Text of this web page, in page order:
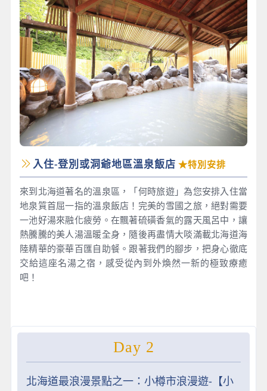
入住-登別或洞爺地區溫泉飯店 ★特別安排
來到北海道著名的溫泉區，「何時旅遊」為您安排入住當
地泉質首屈一指的溫泉飯店！完美的雪國之旅，絕對需要
一池好湯來融化疲勞。在飄著硫磺香氣的露天風呂中，讓
熱騰騰的美人湯溫暖全身，隨後再盡情大啖滿載北海道海
陸精華的豪華百匯自助餐。跟著我們的腳步，把身心徹底
交給這座名湯之宿，感受從內到外煥然一新的極致療癒
吧！
Day 2
北海道最浪漫景點之一：小樽市浪漫遊-【小